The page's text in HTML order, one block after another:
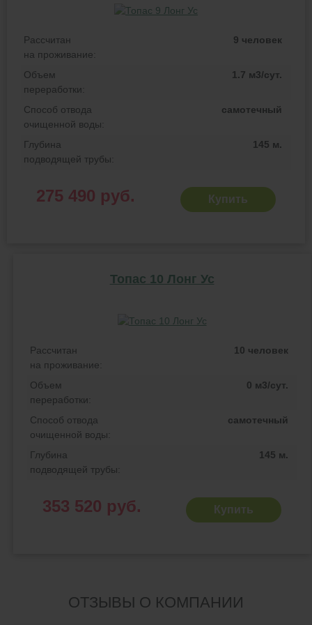
Рассчитан
на проживание:
9 человек
Объем
переработки:
1.7 м3/сут.
Способ отвода
очищенной воды:
самотечный
Глубина
подводящей трубы:
145 м.
275 490 руб. Купить
Топас 10 Лонг Ус
Рассчитан
на проживание:
10 человек
Объем
переработки:
0 м3/сут.
Способ отвода
очищенной воды:
самотечный
Глубина
подводящей трубы:
145 м.
353 520 руб. Купить
ОТЗЫВЫ О КОМПАНИИ